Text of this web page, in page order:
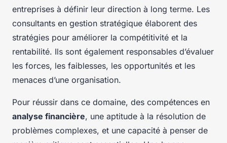
entreprises à définir leur direction à long terme. Les
consultants en gestion stratégique élaborent des
stratégies pour améliorer la compétitivité et la
rentabilité. Ils sont également responsables d’évaluer
les forces, les faiblesses, les opportunités et les
menaces d’une organisation.
Pour réussir dans ce domaine, des compétences en
analyse financière, une aptitude à la résolution de
problèmes complexes, et une capacité à penser de